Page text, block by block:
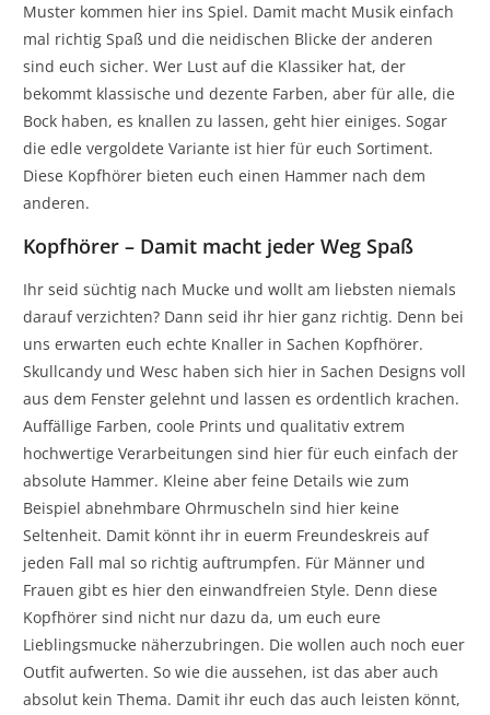
Muster kommen hier ins Spiel. Damit macht Musik einfach
mal richtig Spaß und die neidischen Blicke der anderen
sind euch sicher. Wer Lust auf die Klassiker hat, der
bekommt klassische und dezente Farben, aber für alle, die
Bock haben, es knallen zu lassen, geht hier einiges. Sogar
die edle vergoldete Variante ist hier für euch Sortiment.
Diese Kopfhörer bieten euch einen Hammer nach dem
anderen.
Kopfhörer – Damit macht jeder Weg Spaß
Ihr seid süchtig nach Mucke und wollt am liebsten niemals
darauf verzichten? Dann seid ihr hier ganz richtig. Denn bei
uns erwarten euch echte Knaller in Sachen Kopfhörer.
Skullcandy und Wesc haben sich hier in Sachen Designs voll
aus dem Fenster gelehnt und lassen es ordentlich krachen.
Auffällige Farben, coole Prints und qualitativ extrem
hochwertige Verarbeitungen sind hier für euch einfach der
absolute Hammer. Kleine aber feine Details wie zum
Beispiel abnehmbare Ohrmuscheln sind hier keine
Seltenheit. Damit könnt ihr in euerm Freundeskreis auf
jeden Fall mal so richtig auftrumpfen. Für Männer und
Frauen gibt es hier den einwandfreien Style. Denn diese
Kopfhörer sind nicht nur dazu da, um euch eure
Lieblingsmucke näherzubringen. Die wollen auch noch euer
Outfit aufwerten. So wie die aussehen, ist das aber auch
absolut kein Thema. Damit ihr euch das auch leisten könnt,